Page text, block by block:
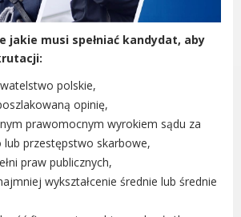
Policji w Luboniu
mapowe
Miasta Luboń
o pracę
przy ul. Rzecznej w
jakie musi spełniać kandydat, aby
polskie,
opinię,
prawomocnym wyrokiem sądu za
przestępstwo skarbowe,
praw publicznych,
wykształcenie średnie lub średnie